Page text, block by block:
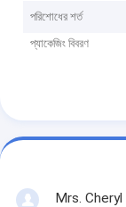
পরিশোধের শর্ত
প্যাকেজিং বিবরণ
Mrs. Cheryl